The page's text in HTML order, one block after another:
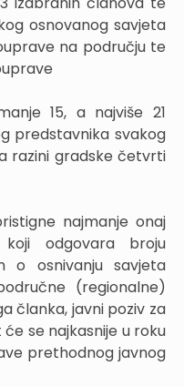
osnovanog savjeta
na području te
15, a najviše 21
predstavnika svakog
razini gradske četvrti
najmanje onaj
odgovara broju
o osnivanju savjeta
(regionalne)
članka, javni poziv za
se najkasnije u roku
prethodnog javnog